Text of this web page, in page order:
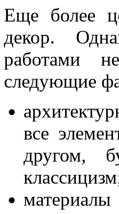
Еще более
декор.
работами
следующие
все
другом,
материалы